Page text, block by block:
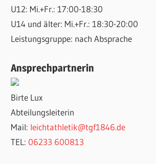
U12: Mi.+Fr.: 17:00-18:30
U14 und älter: Mi.+Fr.: 18:30-20:00
Leistungsgruppe: nach Absprache
Ansprechpartnerin
Birte Lux
Abteilungsleiterin
Mail: leichtathletik@tgf1846.de
TEL: 06233 600813